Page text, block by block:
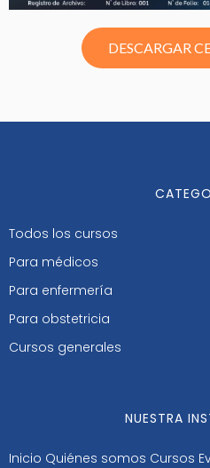
DESCARGAR
Todos los cursos
Para médicos
Para enfermería
Para obstetricia
Cursos generales
NUESTRA
Inicio Quiénes somos Cursos